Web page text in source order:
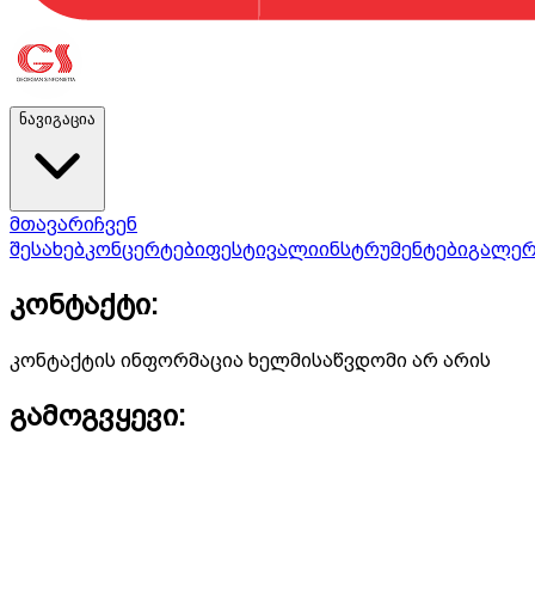
ნავიგაცია
მთავარიჩვენ
შესახებკონცერტებიფესტივალიინსტრუმენტები
კონტაქტი:
კონტაქტის ინფორმაცია ხელმისაწვდომი არ არის
გამოგვყევი: